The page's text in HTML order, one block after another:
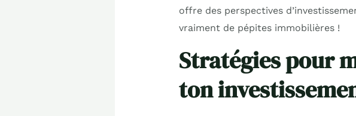
offre des perspectives
vraiment de pépites immobilières !
Stratégies pour
ton